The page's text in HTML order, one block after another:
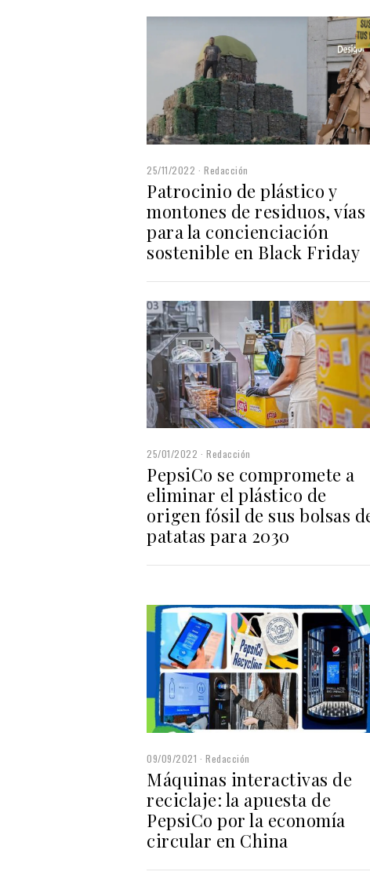
25/11/2022 Redacción
Patrocinio de plástico y
montones de residuos, vías
para la concienciación
sostenible en Black Friday
25/01/2022 Redacción
PepsiCo se compromete a
eliminar el plástico de
origen fósil de sus bolsas
patatas para 2030
09/09/2021 Redacción
Máquinas interactivas de
reciclaje: la apuesta de
PepsiCo por la economía
circular en China